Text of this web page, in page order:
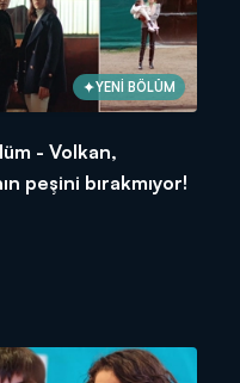
YENİ BÖLÜM
- Volkan,
peşini bırakmıyor!